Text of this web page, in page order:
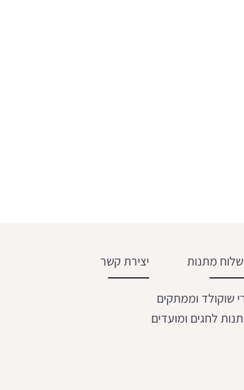
מתנות
שוקולד וממתקים
לחגים ומועדים
יצירת קשר